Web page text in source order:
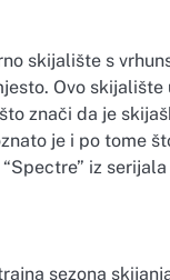
skijalište s
Ovo
znači da je
je i po tome
iz serijala
sezona